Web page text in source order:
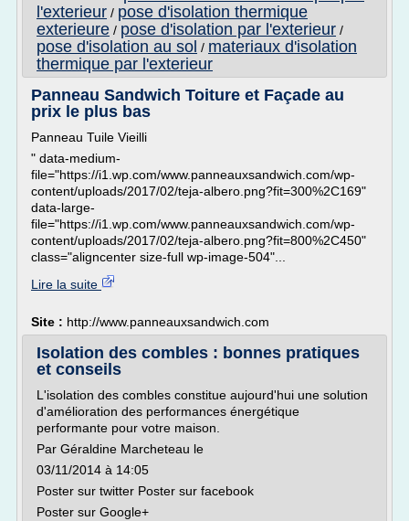
l'exterieur / pose d'isolation thermique
exterieure / pose d'isolation par l'exterieur /
pose d'isolation au sol / materiaux d'isolation
thermique par l'exterieur
Panneau Sandwich Toiture et Façade au
prix le plus bas
Panneau Tuile Vieilli
" data-medium-
file="https://i1.wp.com/www.panneauxsandwich.com/wp-
content/uploads/2017/02/teja-albero.png?fit=300%2C169"
data-large-
file="https://i1.wp.com/www.panneauxsandwich.com/wp-
content/uploads/2017/02/teja-albero.png?fit=800%2C450"
class="aligncenter size-full wp-image-504"...
Lire la suite
Site : http://www.panneauxsandwich.com
Isolation des combles : bonnes pratiques
et conseils
L'isolation des combles constitue aujourd'hui une solution
d'amélioration des performances énergétique
performante pour votre maison.
Par Géraldine Marcheteau le
03/11/2014 à 14:05
Poster sur twitter Poster sur facebook
Poster sur Google+